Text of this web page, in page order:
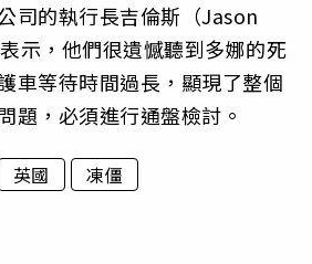
司的執行長吉倫斯（Jason
示，他們很遺憾聽到多娜的死
車等待時間過長，顯現了整個
題，必須進行通盤檢討。
英國 凍僵